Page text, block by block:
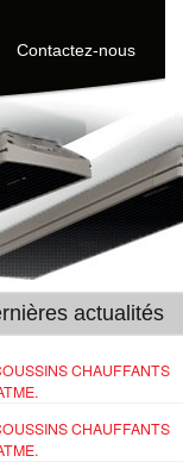
Contactez-nous
actualités
CHAUFFANTS
CHAUFFANTS